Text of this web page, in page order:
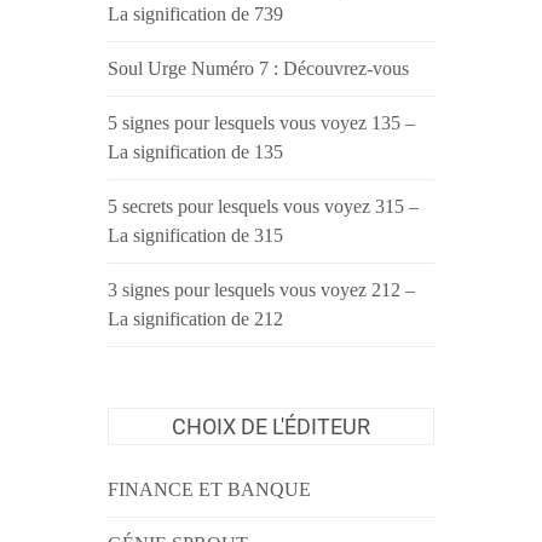
La signification de 739
Soul Urge Numéro 7 : Découvrez-vous
5 signes pour lesquels vous voyez 135 –
La signification de 135
5 secrets pour lesquels vous voyez 315 –
La signification de 315
3 signes pour lesquels vous voyez 212 –
La signification de 212
CHOIX DE L'ÉDITEUR
FINANCE ET BANQUE